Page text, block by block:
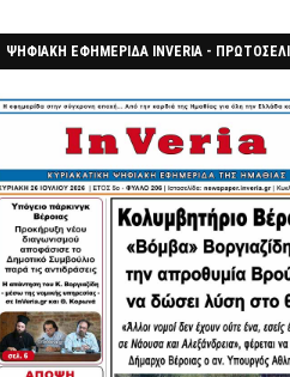
ΨΗΦΙΑΚΗ ΕΦΗΜΕΡΙΔΑ INVERIA -